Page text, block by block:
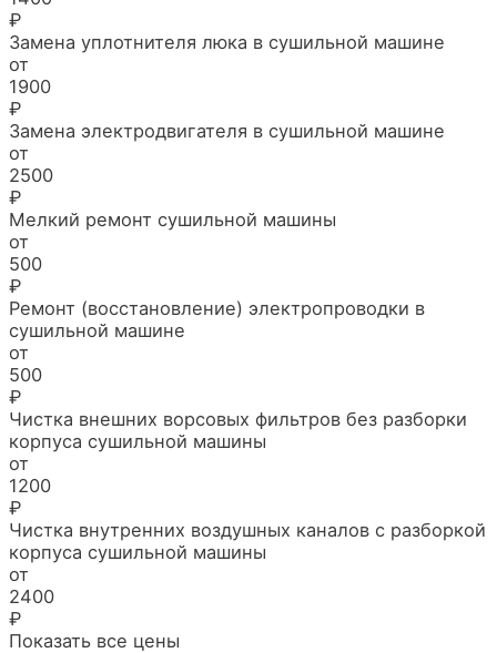
₽
Замена уплотнителя люка в сушильной машине
от
1900
₽
Замена электродвигателя в сушильной машине
от
2500
₽
Мелкий ремонт сушильной машины
от
500
₽
Ремонт (восстановление) электропроводки в
сушильной машине
от
500
₽
Чистка внешних ворсовых фильтров без разборки
корпуса сушильной машины
от
1200
₽
Чистка внутренних воздушных каналов с разборкой
корпуса сушильной машины
от
2400
₽
Показать все цены